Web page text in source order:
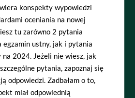
konspekty wypowiedzi
oceniania na nowej
tu zarówno 2 pytania
egzamin ustny, jak i pytania
2024. Jeżeli nie wiesz, jak
pytania, zapoznaj się
odpowiedzi. Zadbałam o to,
miał odpowiednią